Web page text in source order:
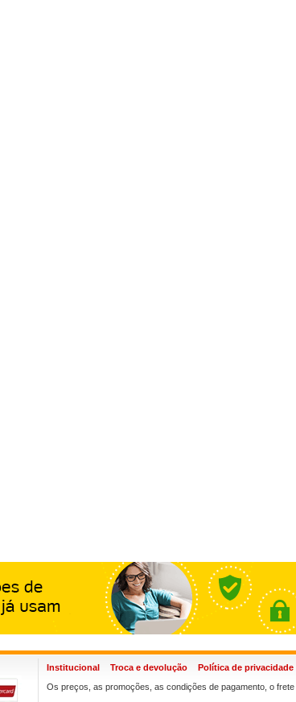
Institucional Troca e devolução Política de privacidade
Os preços, as promoções, as condições de pagamento, o